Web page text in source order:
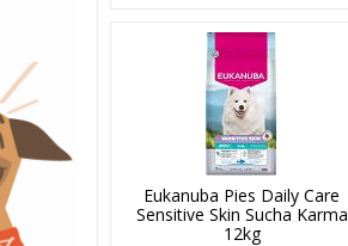
Eukanuba Pies Daily Care
Sensitive Skin Sucha Karma
12kg